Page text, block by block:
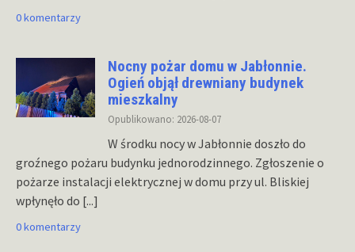
0 komentarzy
Nocny pożar domu w Jabłonnie.
Ogień objął drewniany budynek
mieszkalny
Opublikowano: 2026-08-07
W środku nocy w Jabłonnie doszło do
groźnego pożaru budynku jednorodzinnego. Zgłoszenie o
pożarze instalacji elektrycznej w domu przy ul. Bliskiej
wpłynęło do [...]
0 komentarzy